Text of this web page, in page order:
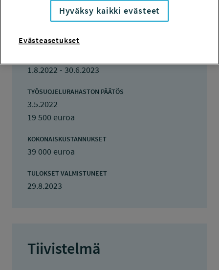
LISÄTIETOJA
Hanna Myllymaa
hanna.myllymaa@sanoma.com
1.8.2022 - 30.6.2023
TYÖSUOJELURAHASTON PÄÄTÖS
3.5.2022
19 500 euroa
KOKONAISKUSTANNUKSET
39 000 euroa
TULOKSET VALMISTUNEET
29.8.2023
Tiivistelmä
Hyväksy kaikki evästeet
Evästeasetukset